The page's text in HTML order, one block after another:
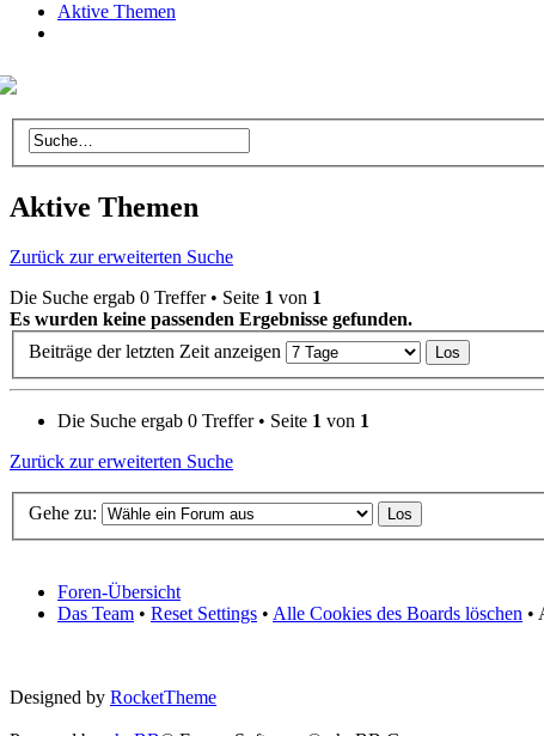
Aktive Themen
Aktive Themen
Zurück zur erweiterten Suche
Die Suche ergab 0 Treffer • Seite 1 von 1
Es wurden keine passenden Ergebnisse gefunden.
Beiträge der letzten Zeit anzeigen
Die Suche ergab 0 Treffer • Seite 1 von 1
Zurück zur erweiterten Suche
Gehe zu:
Foren-Übersicht
Das Team • Reset Settings • Alle Cookies des Boards löschen •
Designed by RocketTheme